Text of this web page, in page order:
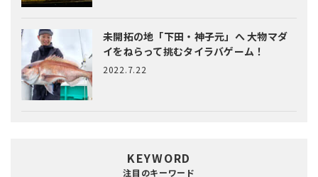
未開拓の地「下田・神子元」へ大物マダ
イをねらって挑むタイラバゲーム！
2022.7.22
KEYWORD
注目のキーワード